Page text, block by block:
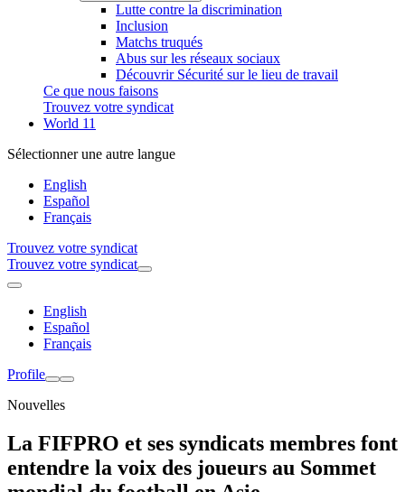
Lutte contre la discrimination
Inclusion
Matchs truqués
Abus sur les réseaux sociaux
Découvrir Sécurité sur le lieu de travail
Ce que nous faisons
Trouvez votre syndicat
World 11
Sélectionner une autre langue
English
Español
Français
Trouvez votre syndicat
Trouvez votre syndicat
English
Español
Français
Profile
Nouvelles
La FIFPRO et ses syndicats membres font
entendre la voix des joueurs au Sommet